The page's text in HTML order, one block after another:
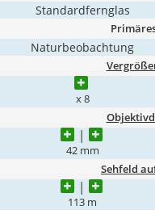
Standardfernglas
Naturbeobachtung
x 8
42 mm
Sehfeld
113 m